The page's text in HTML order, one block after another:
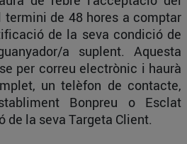
de 48 hores a comptar
de la seva condició de
a suplent. Aquesta
per correu electrònic i haurà
un telèfon de contacte,
Bonpreu o Esclat
de la seva Targeta Client.